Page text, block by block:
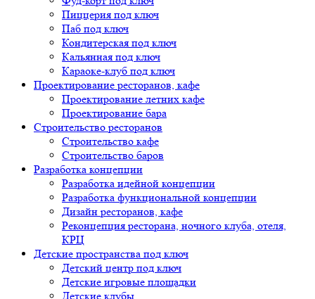
Пиццерия под ключ
Паб под ключ
Кондитерская под ключ
Кальянная под ключ
Караоке-клуб под ключ
Проектирование ресторанов, кафе
Проектирование летних кафе
Проектирование бара
Строительство ресторанов
Строительство кафе
Строительство баров
Разработка концепции
Разработка идейной концепции
Разработка функциональной концепции
Дизайн ресторанов, кафе
Реконцепция ресторана, ночного клуба, отеля,
КРЦ
Детские пространства под ключ
Детский центр под ключ
Детские игровые площадки
Детские клубы